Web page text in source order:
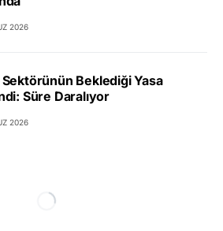
2026
Beklediği Yasa
Süre Daralıyor
2026